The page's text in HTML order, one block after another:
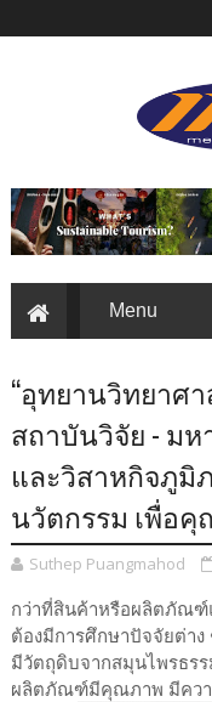
“อุทยานวิทยาศ
สถาบันวิจัย - ม
และวิสาหกิจภูมิ
นวัตกรรม เพื่อ
Suthep Puangmahod
กว่าที่สินค้าหรือผลิตภัณฑ์
ต้องมีการศึกษาปัจจัยต่าง
มีวัตถุดิบจากสมุนไพรธร
ผลิตภัณฑ์มีคุณภาพ มีควา